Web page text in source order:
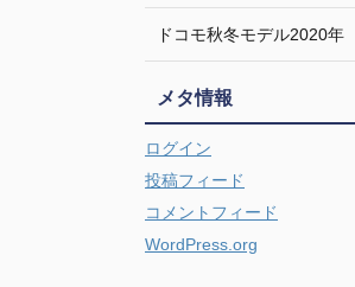
ドコモ秋冬モデル2020年
メタ情報
ログイン
投稿フィード
コメントフィード
WordPress.org